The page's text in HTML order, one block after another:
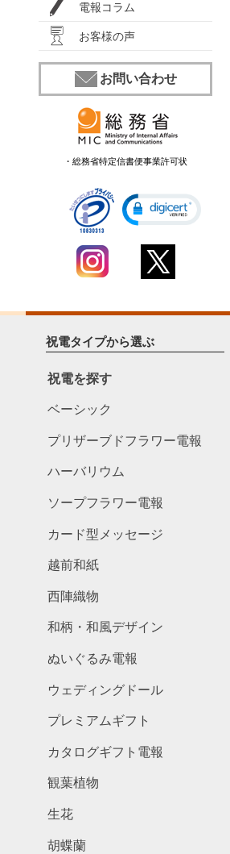
電報コラム
お客様の声
お問い合わせ
・総務省特定信書便事業許可状
祝電タイプから選ぶ
祝電を探す
ベーシック
プリザーブドフラワー電報
ハーバリウム
ソープフラワー電報
カード型メッセージ
越前和紙
西陣織物
和柄・和風デザイン
ぬいぐるみ電報
ウェディングドール
プレミアムギフト
カタログギフト電報
観葉植物
生花
胡蝶蘭